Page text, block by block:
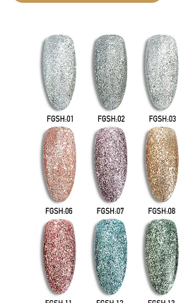
Upewnij się, że nawet rozkład
stosowania i utwardzanie może
nierównomierność na
grubszej powłoki wierzchniej lub
go wygładzić.